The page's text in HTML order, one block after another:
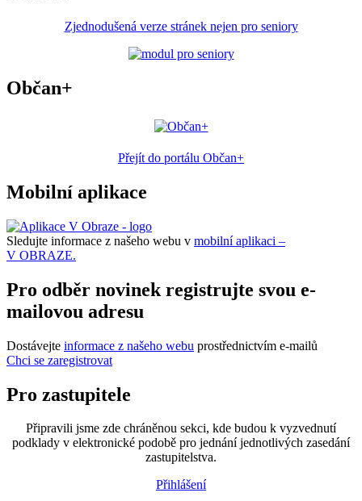
Zjednodušená verze stránek nejen pro seniory
Občan+
Přejít do portálu Občan+
Mobilní aplikace
Sledujte informace z našeho webu v mobilní aplikaci –
V OBRAZE.
Pro odběr novinek registrujte svou e-
mailovou adresu
Dostávejte informace z našeho webu prostřednictvím e-mailů
Chci se zaregistrovat
Pro zastupitele
Připravili jsme zde chráněnou sekci, kde budou k vyzvednutí
podklady v elektronické podobě pro jednání jednotlivých zasedání
zastupitelstva.
Přihlášení